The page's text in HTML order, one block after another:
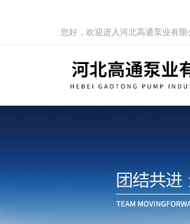
您好，欢迎进入河北高通泵业有限